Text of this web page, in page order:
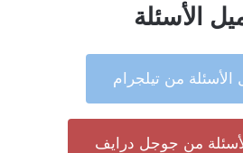
الأسئلة
الأسئلة من تيلجرام
من جوجل درايف